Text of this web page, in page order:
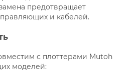
предотвращает
и кабелей.
с плоттерами Mutoh
моделей: